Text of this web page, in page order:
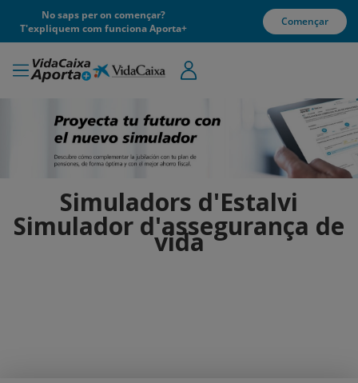
No saps per on començar?
T'expliquem com funciona Aporta+
Començar
Simuladors d'Estalvi
Simulador d'assegurança de
vida